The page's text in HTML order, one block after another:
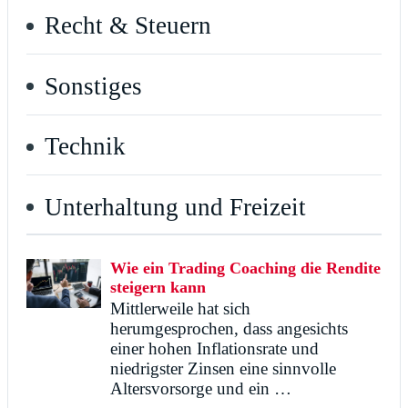
Recht & Steuern
Sonstiges
Technik
Unterhaltung und Freizeit
Wie ein Trading Coaching die Rendite
steigern kann
Mittlerweile hat sich
herumgesprochen, dass angesichts
einer hohen Inflationsrate und
niedrigster Zinsen eine sinnvolle
Altersvorsorge und ein …